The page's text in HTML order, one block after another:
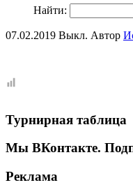
Найти:
07.02.2019 Выкл. Автор
Турнирная таблица
Мы ВКонтакте.
Реклама